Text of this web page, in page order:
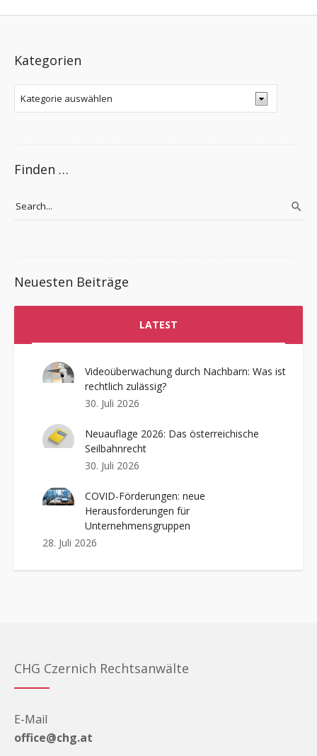
Kategorien
Finden …
Neuesten Beiträge
LATEST
Videoüberwachung durch Nachbarn: Was ist
rechtlich zulässig?
30. Juli 2026
Neuauflage 2026: Das österreichische
Seilbahnrecht
30. Juli 2026
COVID-Förderungen: neue
Herausforderungen für
Unternehmensgruppen
28. Juli 2026
CHG Czernich Rechtsanwälte
E-Mail
office@chg.at